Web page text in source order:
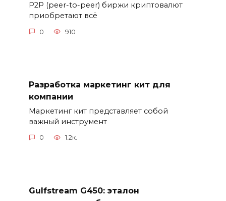
P2P (peer-to-peer) биржи криптовалют
приобретают всё
0 910
Разработка маркетинг кит для
компании
Маркетинг кит представляет собой
важный инструмент
0 1.2к.
Gulfstream G450: эталон